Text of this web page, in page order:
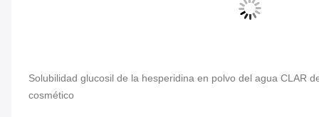
Solubilidad glucosil de la hesperidina en polvo del agua CLAR
cosmético